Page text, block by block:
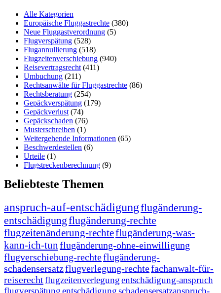
Alle Kategorien
Europäische Fluggastrechte (380)
Neue Fluggastverordnung (5)
Flugverspätung (528)
Flugannullierung (518)
Flugzeitenverschiebung (940)
Reisevertragsrecht (411)
Umbuchung (211)
Rechtsanwälte für Fluggastrechte (86)
Rechtsberatung (254)
Gepäckverspätung (179)
Gepäckverlust (74)
Gepäckschaden (76)
Musterschreiben (1)
Weitergehende Informationen (65)
Beschwerdestellen (6)
Urteile (1)
Flugstreckenberechnung (9)
Beliebteste Themen
anspruch-auf-entschädigungflugänderung-
entschädigungflugänderung-rechte
flugzeitenänderung-rechteflugänderung-was-
kann-ich-tun flugänderung-ohne-einwilligung
flugverschiebung-rechteflugänderung-
schadensersatzflugverlegung-rechtefachanwalt-für-
reiserechtflugzeitenverlegungentschädigung-anspruch
flugverspätungentschädigungschadensersatzanspruch-